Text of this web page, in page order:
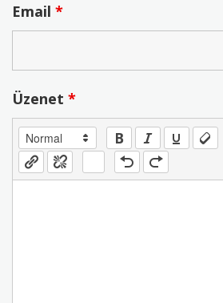
Email *
Üzenet *